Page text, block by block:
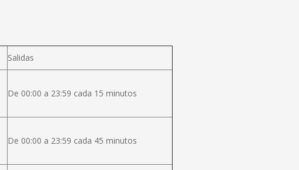
Salidas
De 00:00 a 23:59 cada 15 minutos
De 00:00 a 23:59 cada 45 minutos